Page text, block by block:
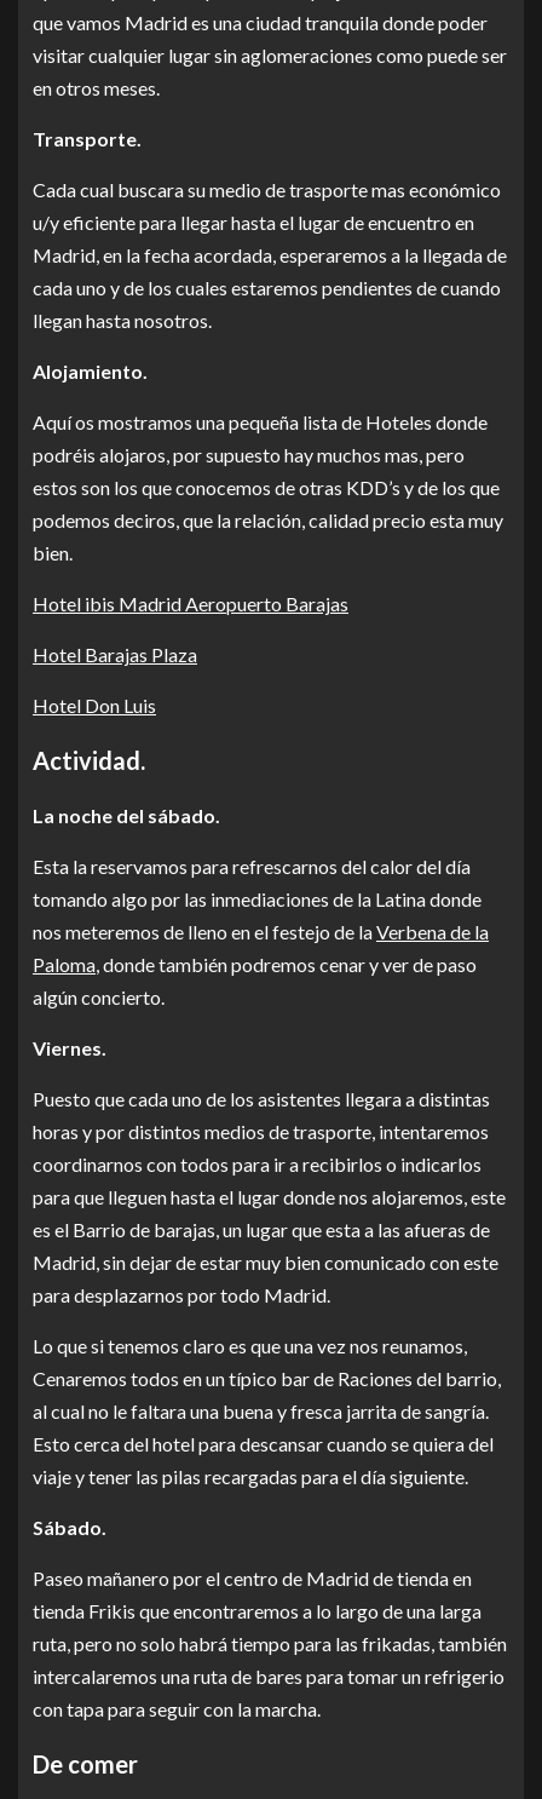
que vamos Madrid es una ciudad tranquila donde poder
visitar cualquier lugar sin aglomeraciones como puede ser
en otros meses.
Transporte.
Cada cual buscara su medio de trasporte mas económico
u/y eficiente para llegar hasta el lugar de encuentro en
Madrid, en la fecha acordada, esperaremos a la llegada de
cada uno y de los cuales estaremos pendientes de cuando
llegan hasta nosotros.
Alojamiento.
Aquí os mostramos una pequeña lista de Hoteles donde
podréis alojaros, por supuesto hay muchos mas, pero
estos son los que conocemos de otras KDD’s y de los que
podemos deciros, que la relación, calidad precio esta muy
bien.
Hotel ibis Madrid Aeropuerto Barajas
Hotel Barajas Plaza
Hotel Don Luis
Actividad.
La noche del sábado.
Esta la reservamos para refrescarnos del calor del día
tomando algo por las inmediaciones de la Latina donde
nos meteremos de lleno en el festejo de laVerbena de la
Paloma, donde también podremos cenar y ver de paso
algún concierto.
Viernes.
Puesto que cada uno de los asistentes llegara a distintas
horas y por distintos medios de trasporte, intentaremos
coordinarnos con todos para ir a recibirlos o indicarlos
para que lleguen hasta el lugar donde nos alojaremos, este
es el Barrio de barajas, un lugar que esta a las afueras de
Madrid, sin dejar de estar muy bien comunicado con este
para desplazarnos por todo Madrid.
Lo que si tenemos claro es que una vez nos reunamos,
Cenaremos todos en un típico bar de Raciones del barrio,
al cual no le faltara una buena y fresca jarrita de sangría.
Esto cerca del hotel para descansar cuando se quiera del
viaje y tener las pilas recargadas para el día siguiente.
Sábado.
Paseo mañanero por el centro de Madrid de tienda en
tienda Frikis que encontraremos a lo largo de una larga
ruta, pero no solo habrá tiempo para las frikadas, también
intercalaremos una ruta de bares para tomar un refrigerio
con tapa para seguir con la marcha.
De comer